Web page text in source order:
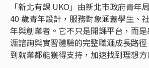
「新北有課 UKO」由新北市政府青年
40 歲青年設計，服務對象涵蓋學生、
年與創業者。它不只是開課平台，而
涯諮詢與實習體驗的完整職涯成長路
到就業都能獲得支持，加速找到理想方